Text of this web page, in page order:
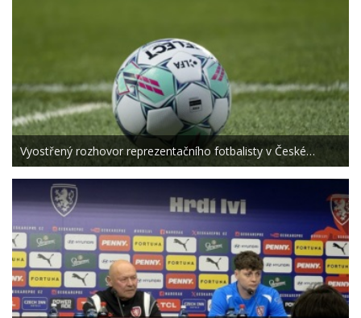
Vyostřený rozhovor reprezentačního fotbalisty v České…